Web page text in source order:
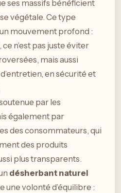
ses massifs bénéficient
végétale. Ce type
mouvement profond :
n’est pas juste éviter
mais aussi
en sécurité et
par les
également par
des consommateurs, qui
des produits
plus transparents.
désherbant naturel
une volonté d’équilibre :